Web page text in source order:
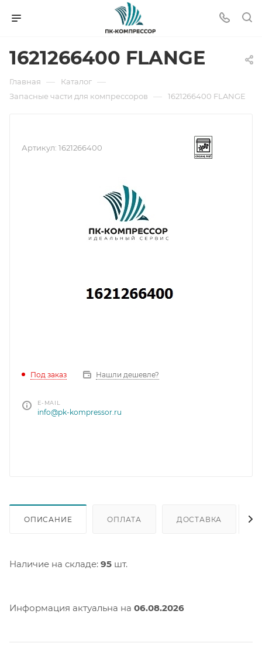
1621266400 FLANGE
Главная — Каталог —
Запасные части для компрессоров — 1621266400 FLANGE
Артикул: 1621266400
Под заказ Нашли дешевле?
E-MAIL
info@pk-kompressor.ru
ОПИСАНИЕ ОПЛАТА ДОСТАВКА
Наличие на складе: 95 шт.
Информация актуальна на 06.08.2026